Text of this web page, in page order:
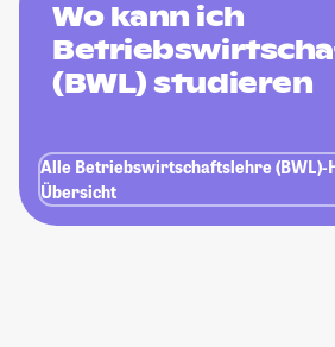
Wo kann ich
(BWL) studieren
Alle Betriebswirtschaftslehre (BWL)-
Übersicht